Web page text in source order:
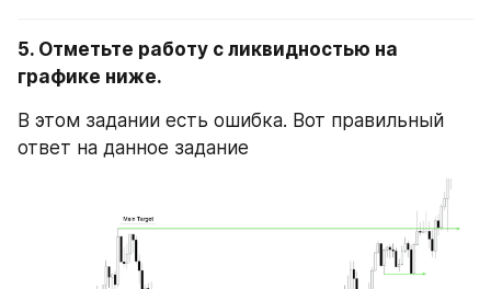
5. Отметьте работу с ликвидностью на
графике ниже.
В этом задании есть ошибка. Вот правильный
ответ на данное задание